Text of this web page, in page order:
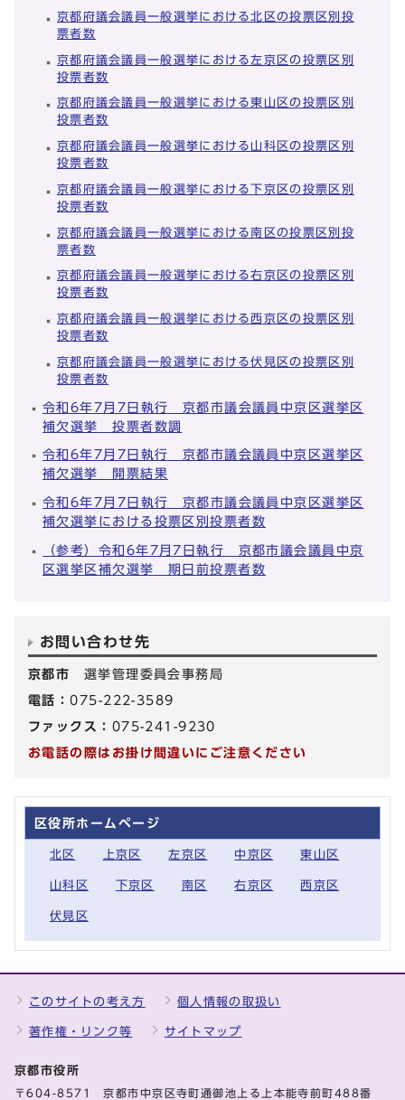
京都府議会議員一般選挙における北区の投票区別投
票者数
京都府議会議員一般選挙における左京区の投票区別
投票者数
京都府議会議員一般選挙における東山区の投票区別
投票者数
京都府議会議員一般選挙における山科区の投票区別
投票者数
京都府議会議員一般選挙における下京区の投票区別
投票者数
京都府議会議員一般選挙における南区の投票区別投
票者数
京都府議会議員一般選挙における右京区の投票区別
投票者数
京都府議会議員一般選挙における西京区の投票区別
投票者数
京都府議会議員一般選挙における伏見区の投票区別
投票者数
令和6年7月7日執行 京都市議会議員中京区選挙区
補欠選挙 投票者数調
令和6年7月7日執行 京都市議会議員中京区選挙区
補欠選挙 開票結果
令和6年7月7日執行 京都市議会議員中京区選挙区
補欠選挙における投票区別投票者数
（参考）令和6年7月7日執行 京都市議会議員中京
区選挙区補欠選挙 期日前投票者数
お問い合わせ先
京都市 選挙管理委員会事務局
電話：075-222-3589
ファックス： 075-241-9230
お電話の際はお掛け間違いにご注意ください
区役所ホームページ
北区 上京区 左京区 中京区 東山区
山科区 下京区 南区 右京区 西京区
伏見区
このサイトの考え方 個人情報の取扱い
著作権・リンク等 サイトマップ
京都市役所
〒604-8571 京都市中京区寺町通御池上る上本能寺前町488番